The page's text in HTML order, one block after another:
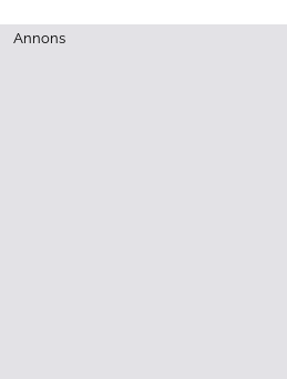
Annons